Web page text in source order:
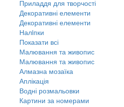
Приладдя для творчості
Декоративні елементи
Декоративні елементи
Налiпки
Показати всі
Малювання та живопис
Малювання та живопис
Алмазна мозаїка
Аплікація
Водні розмальовки
Картини за номерами